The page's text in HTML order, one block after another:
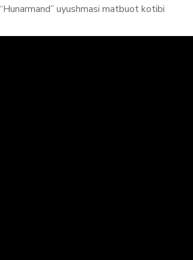
uyushmasi matbuot kotibi